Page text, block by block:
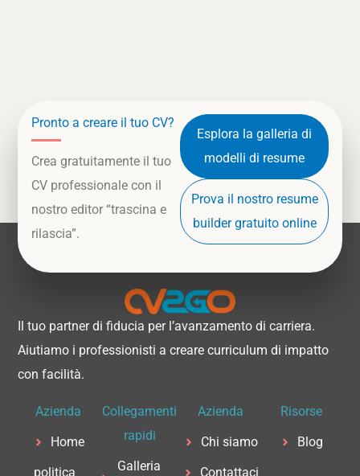
Pronto a creare il tuo CV?
Crea gratuitamente il tuo
CV professionale con il
nostro editor “trascina e
rilascia”.
Esplora la galleria di
modelli di resume
Prova il nostro resume
builder gratuito online
Il tuo partner di fiducia per l’avanzamento di carriera.
Aiutiamo i professionisti a creare curriculum di impatto
con facilità.
Azienda
Home
politica
Collegamenti
rapidi
Galleria
Azienda
Chi siamo
Contattaci
Risorse
Blog